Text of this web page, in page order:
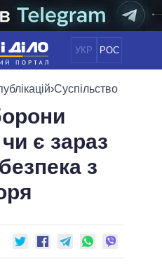
УКР РОС
ПОЛІТИКА
ЕКОНОМІКА
СУСПІЛЬСТВО
›Суспільство
є зараз
з